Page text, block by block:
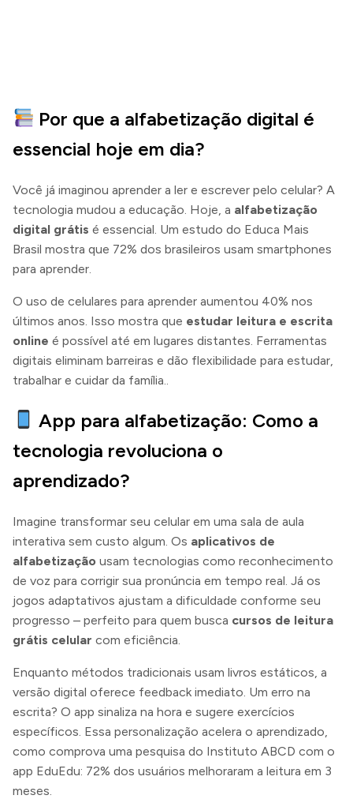
Por que a alfabetização digital é
essencial hoje em dia?
Você já imaginou aprender a ler e escrever pelo celular? A
tecnologia mudou a educação. Hoje, a alfabetização
digital grátis é essencial. Um estudo do Educa Mais
Brasil mostra que 72% dos brasileiros usam smartphones
para aprender.
O uso de celulares para aprender aumentou 40% nos
últimos anos. Isso mostra que estudar leitura e escrita
online é possível até em lugares distantes. Ferramentas
digitais eliminam barreiras e dão flexibilidade para estudar,
trabalhar e cuidar da família..
App para alfabetização: Como a
tecnologia revoluciona o
aprendizado?
Imagine transformar seu celular em uma sala de aula
interativa sem custo algum. Os aplicativos de
alfabetização usam tecnologias como reconhecimento
de voz para corrigir sua pronúncia em tempo real. Já os
jogos adaptativos ajustam a dificuldade conforme seu
progresso – perfeito para quem busca cursos de leitura
grátis celular com eficiência.
Enquanto métodos tradicionais usam livros estáticos, a
versão digital oferece feedback imediato. Um erro na
escrita? O app sinaliza na hora e sugere exercícios
específicos. Essa personalização acelera o aprendizado,
como comprova uma pesquisa do Instituto ABCD com o
app EduEdu: 72% dos usuários melhoraram a leitura em 3
meses.